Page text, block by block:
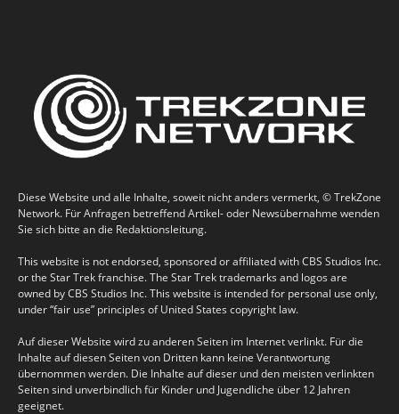
Diese Website und alle Inhalte, soweit nicht anders vermerkt, © TrekZone
Network. Für Anfragen betreffend Artikel- oder Newsübernahme wenden
Sie sich bitte an die Redaktionsleitung.
This website is not endorsed, sponsored or affiliated with CBS Studios Inc.
or the Star Trek franchise. The Star Trek trademarks and logos are
owned by CBS Studios Inc. This website is intended for personal use only,
under “fair use” principles of United States copyright law.
Auf dieser Website wird zu anderen Seiten im Internet verlinkt. Für die
Inhalte auf diesen Seiten von Dritten kann keine Verantwortung
übernommen werden. Die Inhalte auf dieser und den meisten verlinkten
Seiten sind unverbindlich für Kinder und Jugendliche über 12 Jahren
geeignet.